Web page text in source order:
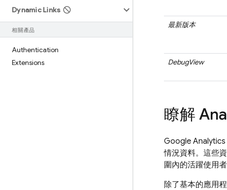
Dynamic Links
相關產品
Authentication
Extensions
最新版本
DebugView
瞭解
Google Analytics
情況資料。這些
圍內的活躍使用者
除了基本的應用